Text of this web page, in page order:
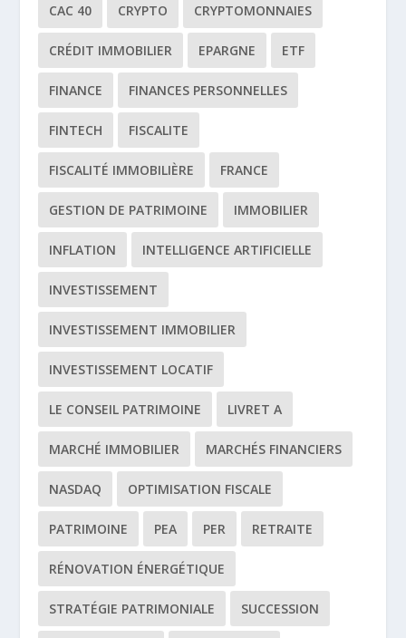
CAC 40 CRYPTO CRYPTOMONNAIES
CRÉDIT IMMOBILIER EPARGNE ETF
FINANCE FINANCES PERSONNELLES
FINTECH FISCALITE
FISCALITÉ IMMOBILIÈRE FRANCE
GESTION DE PATRIMOINE IMMOBILIER
INFLATION INTELLIGENCE ARTIFICIELLE
INVESTISSEMENT
INVESTISSEMENT IMMOBILIER
INVESTISSEMENT LOCATIF
LE CONSEIL PATRIMOINE LIVRET A
MARCHÉ IMMOBILIER MARCHÉS FINANCIERS
NASDAQ OPTIMISATION FISCALE
PATRIMOINE PEA PER RETRAITE
RÉNOVATION ÉNERGÉTIQUE
STRATÉGIE PATRIMONIALE SUCCESSION